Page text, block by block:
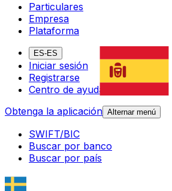
Particulares
Empresa
Plataforma
ES-ES
Iniciar sesión
Registrarse
Centro de ayuda
Obtenga la aplicación Alternar menú
SWIFT/BIC
Buscar por banco
Buscar por país